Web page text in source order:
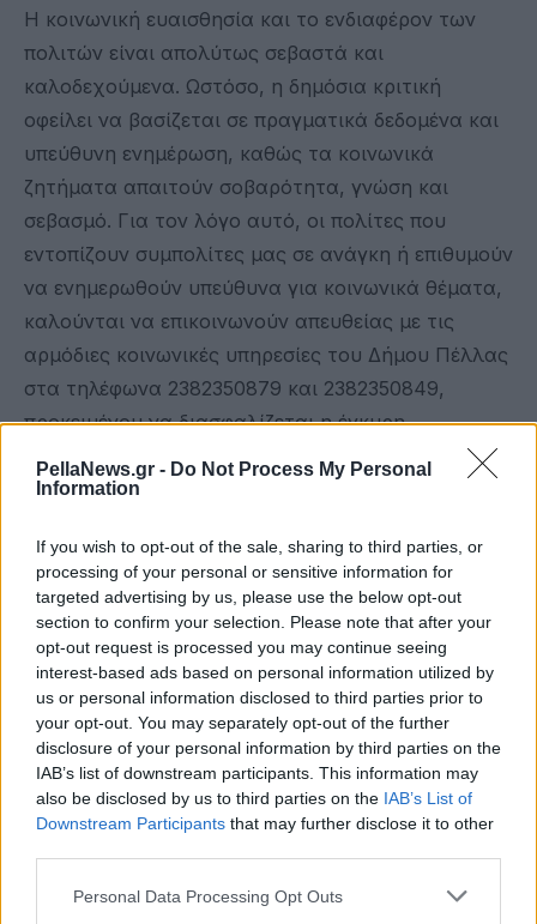
PellaNews.gr - Do Not Process My Personal
Information
If you wish to opt-out of the sale, sharing to third parties, or
processing of your personal or sensitive information for
targeted advertising by us, please use the below opt-out
section to confirm your selection. Please note that after your
opt-out request is processed you may continue seeing
interest-based ads based on personal information utilized by
us or personal information disclosed to third parties prior to
your opt-out. You may separately opt-out of the further
disclosure of your personal information by third parties on the
IAB’s list of downstream participants. This information may
also be disclosed by us to third parties on the IAB’s List of
Downstream Participants that may further disclose it to other
Personal Data Processing Opt Outs
Η κοινωνική ευαισθησία και το ενδιαφέρον των
πολιτών είναι απολύτως σεβαστά και
καλοδεχούμενα. Ωστόσο, η δημόσια κριτική
οφείλει να βασίζεται σε πραγματικά δεδομένα και
υπεύθυνη ενημέρωση, καθώς τα κοινωνικά
ζητήματα απαιτούν σοβαρότητα, γνώση και
σεβασμό. Για τον λόγο αυτό, οι πολίτες που
εντοπίζουν συμπολίτες μας σε ανάγκη ή επιθυμούν
να ενημερωθούν υπεύθυνα για κοινωνικά θέματα,
καλούνται να επικοινωνούν απευθείας με τις
αρμόδιες κοινωνικές υπηρεσίες του Δήμου Πέλλας
στα τηλέφωνα 2382350879 και 2382350849,
προκειμένου να διασφαλίζεται η έγκυρη
παραπληροφόρηση μέσω διαδικτύου.
Ο Δήμος Πέλλας παραμένει σταθερά
προσανατολισμένος στην κοινωνική μέριμνα και
στη στήριξη των ευάλωτων συμπολιτών μας, με
θεσμική συνέπεια, υπευθυνότητα και σεβασμό
στην ανθρώπινη αξιοπρέπεια.
Από το Γραφείο Τύπου